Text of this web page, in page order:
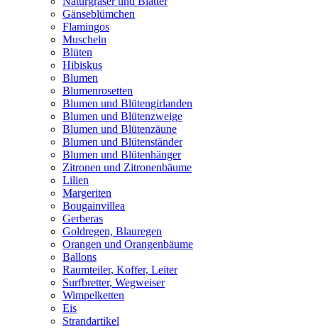
Gänseblümchen
Flamingos
Muscheln
Blüten
Hibiskus
Blumen
Blumenrosetten
Blumen und Blütengirlanden
Blumen und Blütenzweige
Blumen und Blütenzäune
Blumen und Blütenständer
Blumen und Blütenhänger
Zitronen und Zitronenbäume
Lilien
Margeriten
Bougainvillea
Gerberas
Goldregen, Blauregen
Orangen und Orangenbäume
Ballons
Raumteiler, Koffer, Leiter
Surfbretter, Wegweiser
Wimpelketten
Eis
Strandartikel